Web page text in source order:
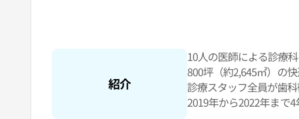
紹介
10人の医師による診療
800坪（約2,645㎡）の
診療スタッフ全員が歯
2019年から2022年まで